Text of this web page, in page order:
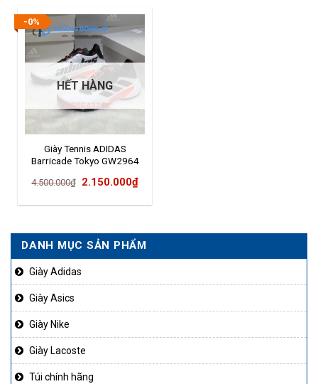
-0%
HẾT HÀNG
Giày Tennis ADIDAS
Barricade Tokyo GW2964
4.500.000₫ Giá
4.500.000₫.
2.150.000₫Giá
là:
2.150.000₫.
DANH MỤC SẢN PHẨM
Giày Adidas
Giày Asics
Giày Nike
Giày Lacoste
Túi chính hãng